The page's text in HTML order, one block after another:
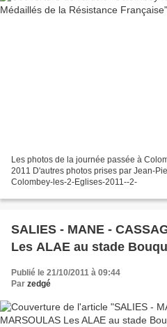
Les photos de la journée passée à
2011 D'autres photos prises par Jean-
Colombey-les-2-Eglises-2011--2-
SALIES - MANE -
Les ALAE au stade
Publié le 21/10/2011 à 09:44
Par zedgé